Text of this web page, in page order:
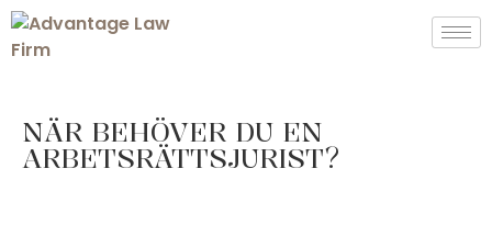
NÄR BEHÖVER DU EN
ARBETSRÄTTSJURIST?